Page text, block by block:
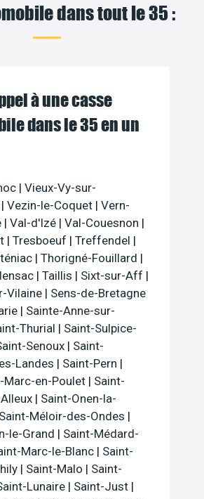
dans tout le 35 :
à une casse
dans le 35 en un
| Vieux-Vy-sur-
| Vezin-le-Coquet | Vern-
| Val-d'Izé | Val-Couesnon |
| Tresboeuf | Treffendel |
| Thorigné-Fouillard |
| Taillis | Sixt-sur-Aff |
Vilaine | Sens-de-Bretagne
| Sainte-Anne-sur-
Thurial | Saint-Sulpice-
Senoux | Saint-
Landes | Saint-Pern |
Marc-en-Poulet | Saint-
| Saint-Onen-la-
Saint-Méloir-des-Ondes |
le-Grand | Saint-Médard-
Marc-le-Blanc | Saint-
| Saint-Malo | Saint-
Lunaire | Saint-Just |